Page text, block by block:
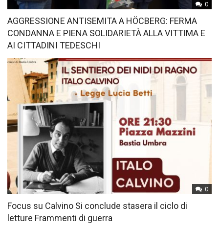
0
AGGRESSIONE ANTISEMITA A HÖCBERG: FERMA
CONDANNA E PIENA SOLIDARIETÀ ALLA VITTIMA E
AI CITTADINI TEDESCHI
0
Focus su Calvino Si conclude stasera il ciclo di
letture Frammenti di guerra